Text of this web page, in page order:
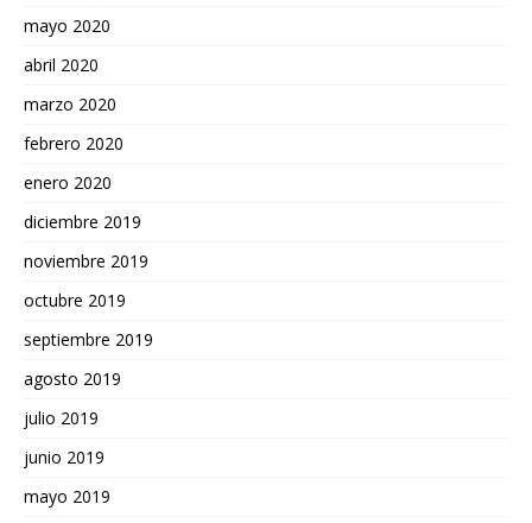
mayo 2020
abril 2020
marzo 2020
febrero 2020
enero 2020
diciembre 2019
noviembre 2019
octubre 2019
septiembre 2019
agosto 2019
julio 2019
junio 2019
mayo 2019